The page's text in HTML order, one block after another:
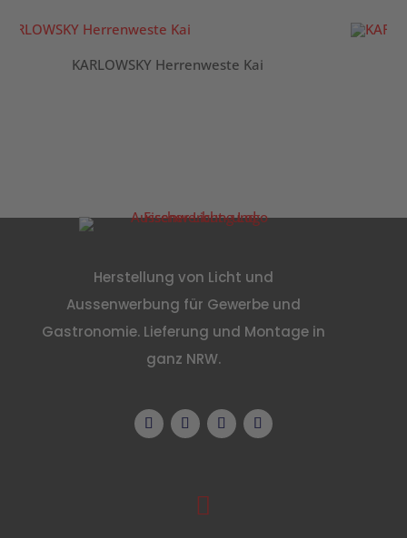
KARLOWSKY Herrenweste Kai
Herstellung von Licht und
Aussenwerbung für Gewerbe und
Gastronomie. Lieferung und Montage in
ganz NRW.
